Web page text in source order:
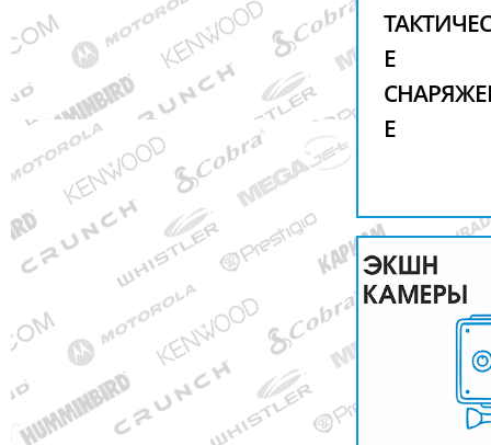
Е
Е